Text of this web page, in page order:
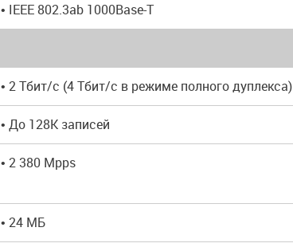
• IEEE 802.3ab 1000Base-T
• 2 Тбит/с (4 Тбит/с в режиме полного дуплекса)
• До 128K записей
• 2 380 Mpps
• 24 МБ